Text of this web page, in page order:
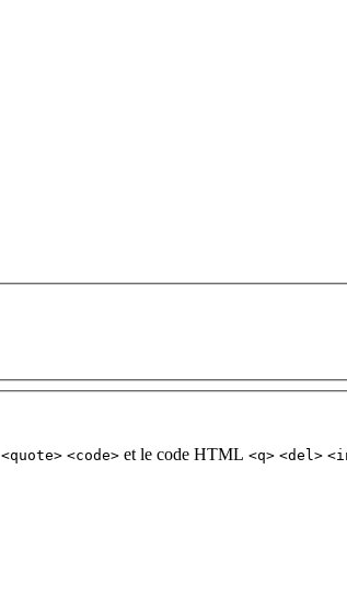
<quote> <code> et le code HTML <q> <del>